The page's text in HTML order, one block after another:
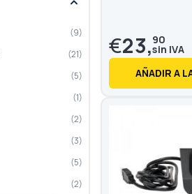
€23,90
AÑADIR A
9
21
5
1
2
3
5
2